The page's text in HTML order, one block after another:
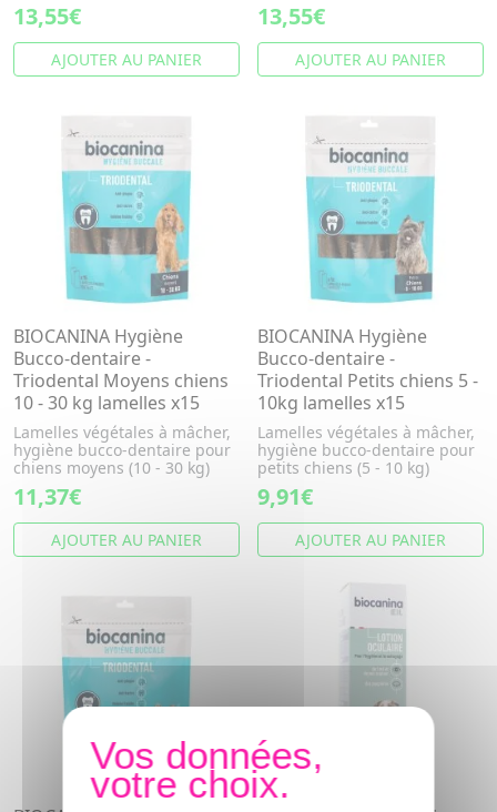
13,55€
AJOUTER AU PANIER
13,55€
AJOUTER AU PANIER
BIOCANINA Hygiène
Bucco-dentaire -
Triodental Moyens chiens
10 - 30 kg lamelles x15
Lamelles végétales à mâcher,
hygiène bucco-dentaire pour
chiens moyens (10 - 30 kg)
11,37€
AJOUTER AU PANIER
BIOCANINA Hygiène
Bucco-dentaire -
Triodental Petits chiens 5 -
10kg lamelles x15
Lamelles végétales à mâcher,
hygiène bucco-dentaire pour
petits chiens (5 - 10 kg)
9,91€
AJOUTER AU PANIER